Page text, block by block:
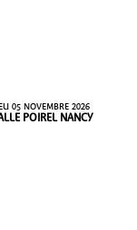
05 NOVEMBRE 2026
POIREL NANCY